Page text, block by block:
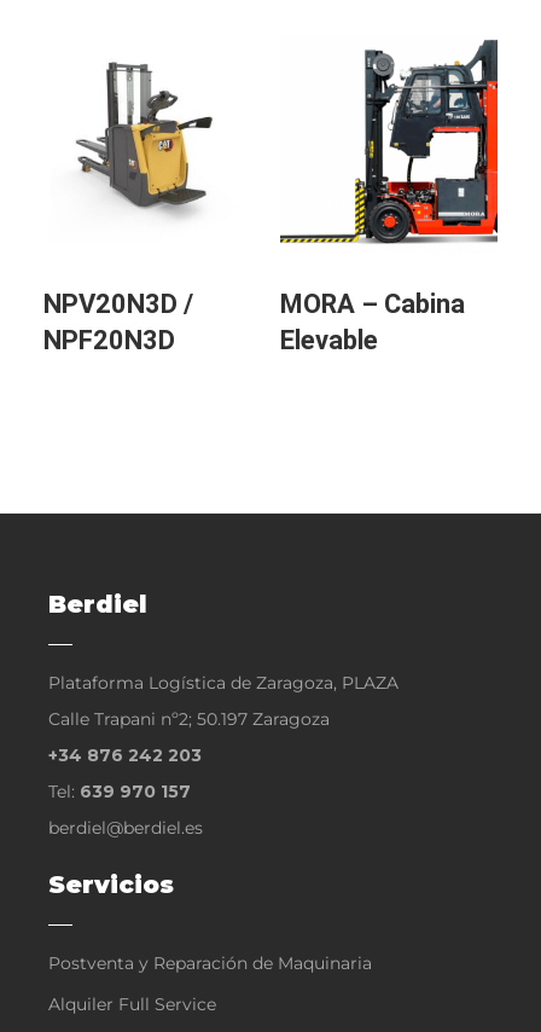
NPV20N3D /
NPF20N3D
MORA – Cabina
Elevable
Berdiel
Plataforma Logística de Zaragoza, PLAZA
Calle Trapani nº2; 50.197 Zaragoza
+34 876 242 203
Tel: 639 970 157
berdiel@berdiel.es
Servicios
Postventa y Reparación de Maquinaria
Alquiler Full Service